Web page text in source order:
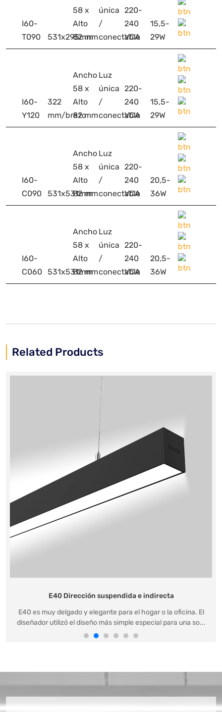
I60-
T090
531x295mm
58 x
Alto
82 mm
única
/
conectable
220-
240
VCA
15,5-
29W
I60-
Y120
322
mm/brazo
Ancho
58 x
Alto
82 mm
Luz
única
/
conectable
220-
240
VCA
15,5-
29W
I60-
C090
531x531mm
Ancho
58 x
Alto
82 mm
Luz
única
/
conectable
220-
240
VCA
20,5-
36W
I60-
C060 531x531mm
Ancho
58 x
Alto
82 mm
Luz
única
/
conectable
220-
240
VCA
20,5-
36W
Related Products
E40 Dirección suspendida e indirecta
E40 es muy delgado y elegante para el hogar o la oficina. El
diseñador utilizó el diseño más simple especial para una so...